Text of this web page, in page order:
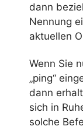
dann
Nennung
aktuellen
Wenn Sie
„ping“
dann
sich in
solche